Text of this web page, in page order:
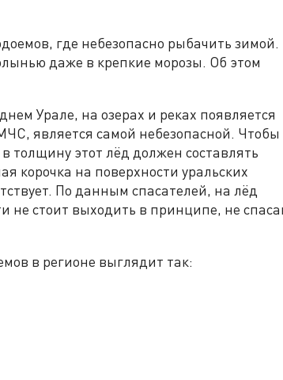
где небезопасно рыбачить зимой.
даже в крепкие морозы. Об этом
Урале, на озерах и реках появляется
является самой небезопасной. Чтобы
толщину этот лёд должен составлять
корочка на поверхности уральских
По данным спасателей, на лёд
не стоит выходить в принципе, не
в регионе выглядит так: